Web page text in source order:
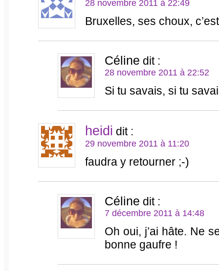
28 novembre 2011 à 22:49
Bruxelles, ses choux,
Céline dit :
28 novembre 2011 à 22:52
Si tu savais, si tu
heidi dit :
29 novembre 2011 à 11:20
faudra y retourner ;-)
Céline dit :
7 décembre 2011 à 14:48
Oh oui, j’ai hâte. Ne
bonne gaufre !